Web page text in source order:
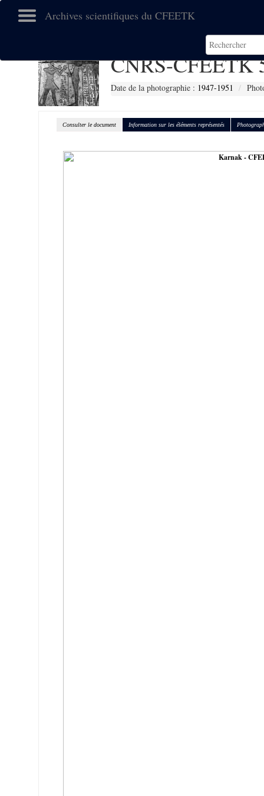
Archives scientifiques du CFEETK
CNRS-CFEETK
Date de la photographie : 1947-1951
Consulter le document Information sur les éléments représentés